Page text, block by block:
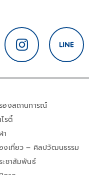
องสถานการณ์
รตี้
า
งเที่ยว – ศิลปวัฒนธรรม
ะชาสัมพันธ์